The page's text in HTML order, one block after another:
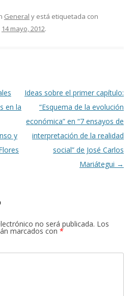
General y está etiquetada con
14 mayo, 2012.
en la
y
Ideas sobre el primer capítulo:
“Esquema de la evolución
económica” en “7 ensayos de
interpretación de la realidad
social” de José Carlos
Mariátegui →
no será publicada. Los
marcados con *